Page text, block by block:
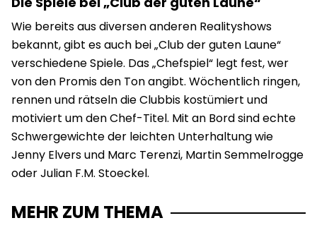
Wie bereits aus diversen anderen Realityshows
bekannt, gibt es auch bei „Club der guten Laune“
verschiedene Spiele. Das „Chefspiel“ legt fest, wer
von den Promis den Ton angibt. Wöchentlich ringen,
rennen und rätseln die Clubbis kostümiert und
motiviert um den Chef-Titel. Mit an Bord sind echte
Schwergewichte der leichten Unterhaltung wie
Jenny Elvers und Marc Terenzi, Martin Semmelrogge
oder Julian F.M. Stoeckel.
MEHR ZUM THEMA